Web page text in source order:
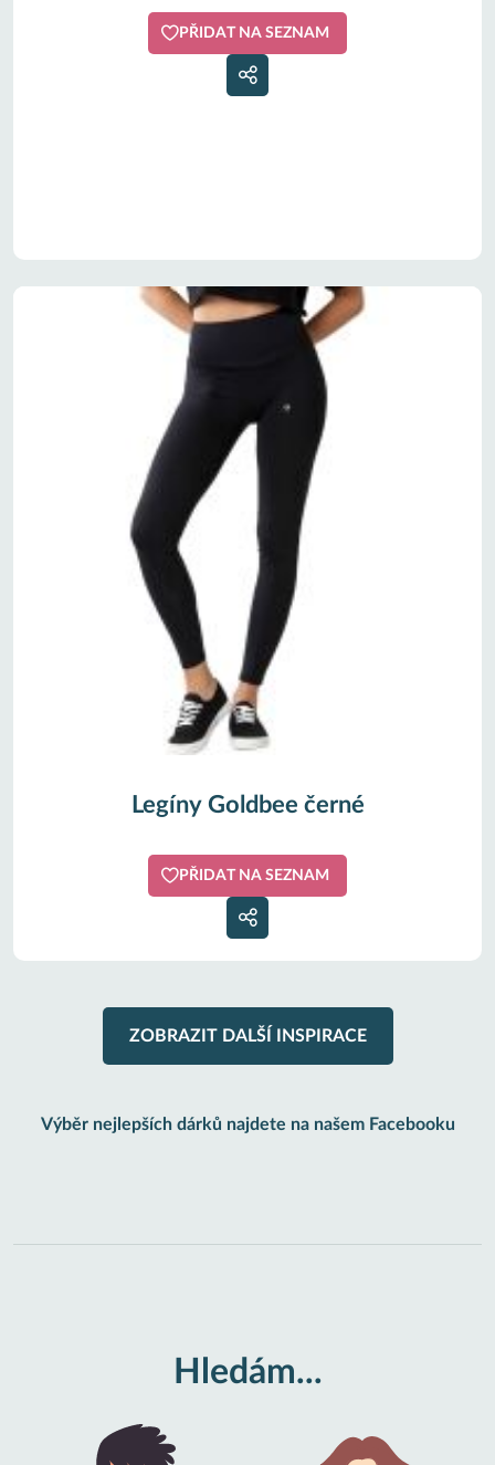
PŘIDAT NA SEZNAM
Legíny Goldbee černé
PŘIDAT NA SEZNAM
ZOBRAZIT DALŠÍ INSPIRACE
Výběr nejlepších dárků najdete na našem Facebooku
Hledám...